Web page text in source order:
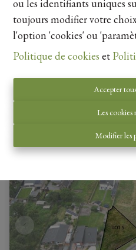
ou les identifiants uniques
toujours modifier votre
l'option 'cookies' ou
Politique de cookies et
Accepter
Les cookies
Modifier les
Vous souhaitez
Contactez-nous pour